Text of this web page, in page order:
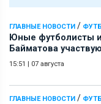
ГЛАВНЫЕ НОВОСТИ /
Юные футболисты
Байматова
15:51 | 07 августа
ГЛАВНЫЕ НОВОСТИ /